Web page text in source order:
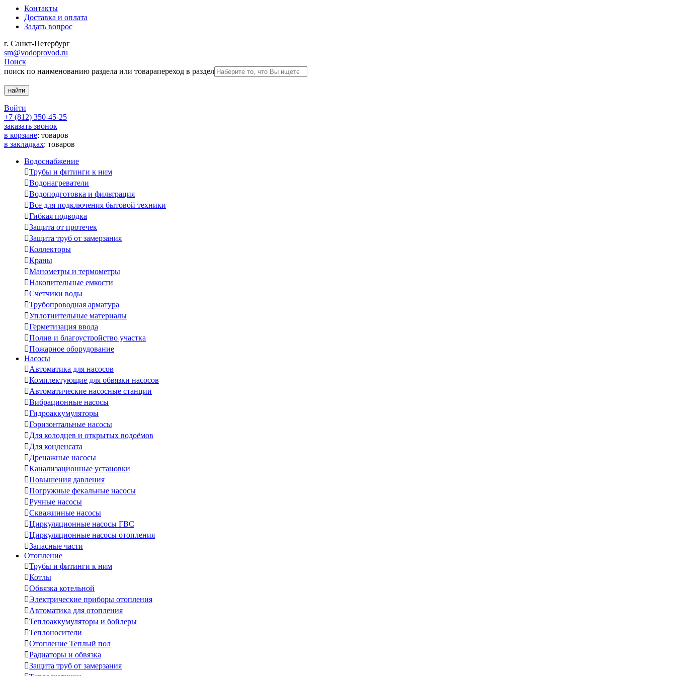
Контакты
Доставка и оплата
Задать вопрос
г. Санкт-Петербург
sm@vodoprovod.ru
Поиск
поиск по наименованию раздела или товарапереход в раздел
Войти
+7 (812) 350-45-25
заказать звонок
в корзине: товаров
в закладках: товаров
Водоснабжение
Трубы и фитинги к ним
Водонагреватели
Водоподготовка и фильтрация
Все для подключения бытовой техники
Гибкая подводка
Защита от протечек
Защита труб от замерзания
Коллекторы
Краны
Манометры и термометры
Накопительные емкости
Счетчики воды
Трубопроводная арматура
Уплотнительные материалы
Герметизация ввода
Полив и благоустройство участка
Пожарное оборудование
Насосы
Автоматика для насосов
Комплектующие для обвязки насосов
Автоматические насосные станции
Вибрационные насосы
Гидроаккумуляторы
Горизонтальные насосы
Для колодцев и открытых водоёмов
Для конденсата
Дренажные насосы
Канализационные установки
Повышения давления
Погружные фекальные насосы
Ручные насосы
Скважинные насосы
Циркуляционные насосы ГВС
Циркуляционные насосы отопления
Запасные части
Отопление
Трубы и фитинги к ним
Котлы
Обвязка котельной
Электрические приборы отопления
Автоматика для отопления
Теплоаккумуляторы и бойлеры
Теплоносители
Отопление Теплый пол
Радиаторы и обвязка
Защита труб от замерзания